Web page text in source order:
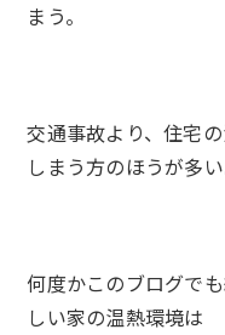
まう。
交通事故より、住宅
しまう方のほうが多い
何度かこのブログで
しい家の温熱環境は